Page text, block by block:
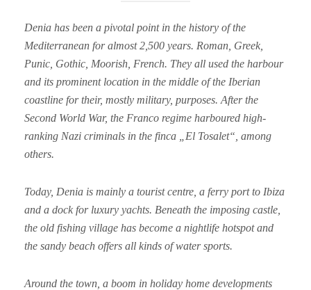
Denia has been a pivotal point in the history of the
Mediterranean for almost 2,500 years. Roman, Greek,
Punic, Gothic, Moorish, French. They all used the harbour
and its prominent location in the middle of the Iberian
coastline for their, mostly military, purposes. After the
Second World War, the Franco regime harboured high-
ranking Nazi criminals in the finca „El Tosalet“, among
others.
Today, Denia is mainly a tourist centre, a ferry port to Ibiza
and a dock for luxury yachts. Beneath the imposing castle,
the old fishing village has become a nightlife hotspot and
the sandy beach offers all kinds of water sports.
Around the town, a boom in holiday home developments